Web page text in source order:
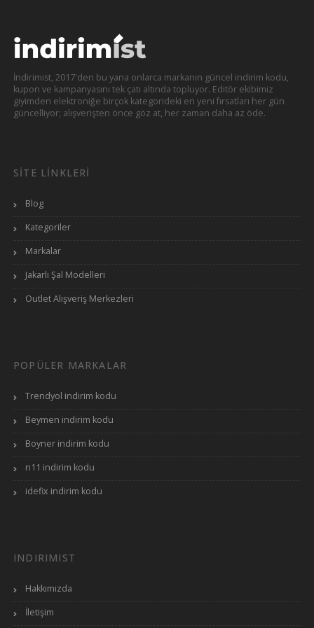
İndirimist, 2017'den bu yana onlarca markanın güncel indirim kodu,
kupon ve kampanyasını tek çatı altında topluyor. Editör ekibimiz
giyimden elektroniğe birçok kategorideki en yeni fırsatları her gün
güncelliyor; alışverişten önce göz at, her zaman daha az öde.
SITE LINKLERI
Blog
Kategoriler
Markalar
Jakarlı Şal Modelleri
Outlet Alışveriş Merkezleri
POPÜLER MARKALAR
Trendyol indirim kodu
Beymen indirim kodu
Boyner indirim kodu
n11 indirim kodu
idefix indirim kodu
INDIRIMIST
Hakkımızda
İletişim